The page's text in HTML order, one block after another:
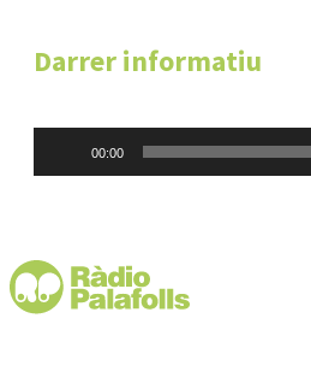
Darrer informatiu
00:00